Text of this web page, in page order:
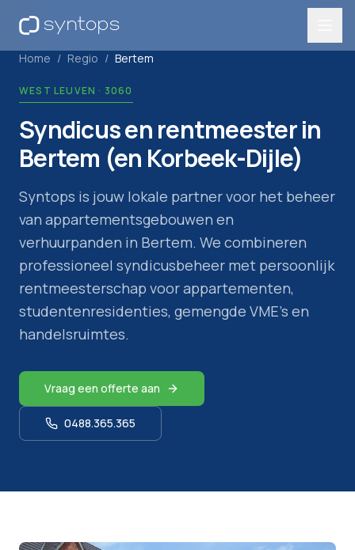
Home / Regio / Bertem
WEST LEUVEN · 3060
Syndicus en rentmeester in
Bertem (en Korbeek-Dijle)
Syntops is jouw lokale partner voor het beheer
van appartementsgebouwen en
verhuurpanden in Bertem. We combineren
professioneel syndicusbeheer met persoonlijk
rentmeesterschap voor appartementen,
studentenresidenties, gemengde VME's en
handelsruimtes.
Vraag een offerte aan
0488.365.365